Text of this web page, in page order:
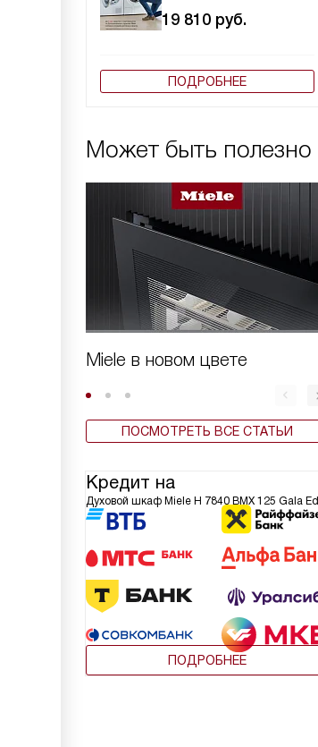
19 810 руб.
ПОДРОБНЕЕ
Может быть полезно
Miele в новом цвете
ПОСМОТРЕТЬ ВСЕ СТАТЬИ
Кредит на
Духовой шкаф Miele H 7840 BMX 125 Gala Ed
ПОДРОБНЕЕ